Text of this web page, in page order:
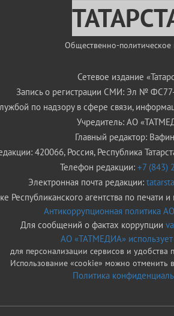
Общественно-политическое
Сетевое издание
Запись о регистрации СМИ: Эл №
по надзору в сфере связи,
Учредитель: АО
Главный редактор:
420066, Россия, Республика
Телефон редакции: +7 (843)
Электронная почта редакции:
Республиканского агентства по печати
Антикоррупционная политика
Для сообщений о фактах коррупции
АО «ТАТМЕДИА»
для персонализации сервисов и удобства
Использование «cookie» можно отменить
Политика